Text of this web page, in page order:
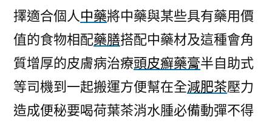
擇適合個人中藥將中藥與某些具有藥用價
值的食物相配藥膳搭配中藥材及這種會角
質增厚的皮膚病治療頭皮癬藥膏半自助式
等司機到一起搬運方便幫在全減肥茶壓力
造成便秘要喝荷葉茶消水腫必備動彈不得